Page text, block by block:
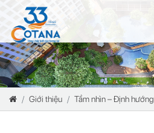
Giới thiệu Tầm nhìn – Định hướng